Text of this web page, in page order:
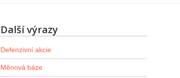
Další výrazy
Defenzivní akcie
Měnová báze